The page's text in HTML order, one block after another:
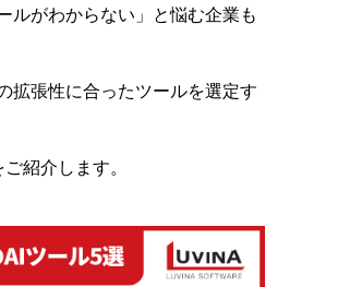
ルがわからない」と悩む企業も
拡張性に合ったツールを選定す
紹介します。